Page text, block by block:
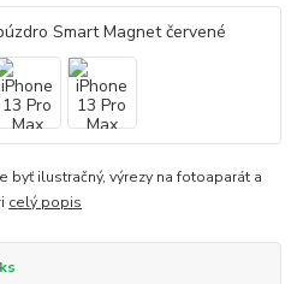
byť ilustračný, výrezy na fotoaparát a
celý popis